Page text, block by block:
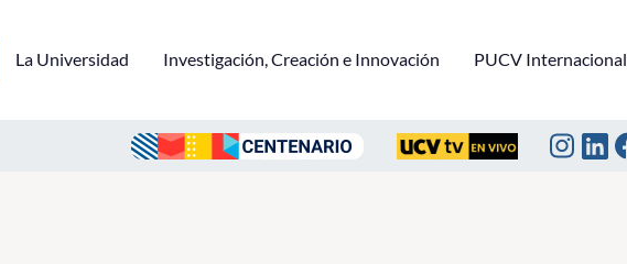
La Universidad Investigación, Creación e Innovación PUCV Internacional